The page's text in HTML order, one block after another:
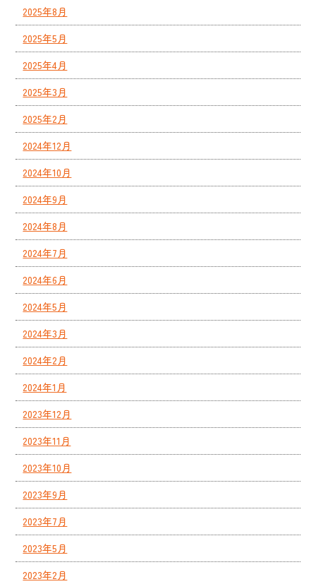
2025年8月
2025年5月
2025年4月
2025年3月
2025年2月
2024年12月
2024年10月
2024年9月
2024年8月
2024年7月
2024年6月
2024年5月
2024年3月
2024年2月
2024年1月
2023年12月
2023年11月
2023年10月
2023年9月
2023年7月
2023年5月
2023年2月